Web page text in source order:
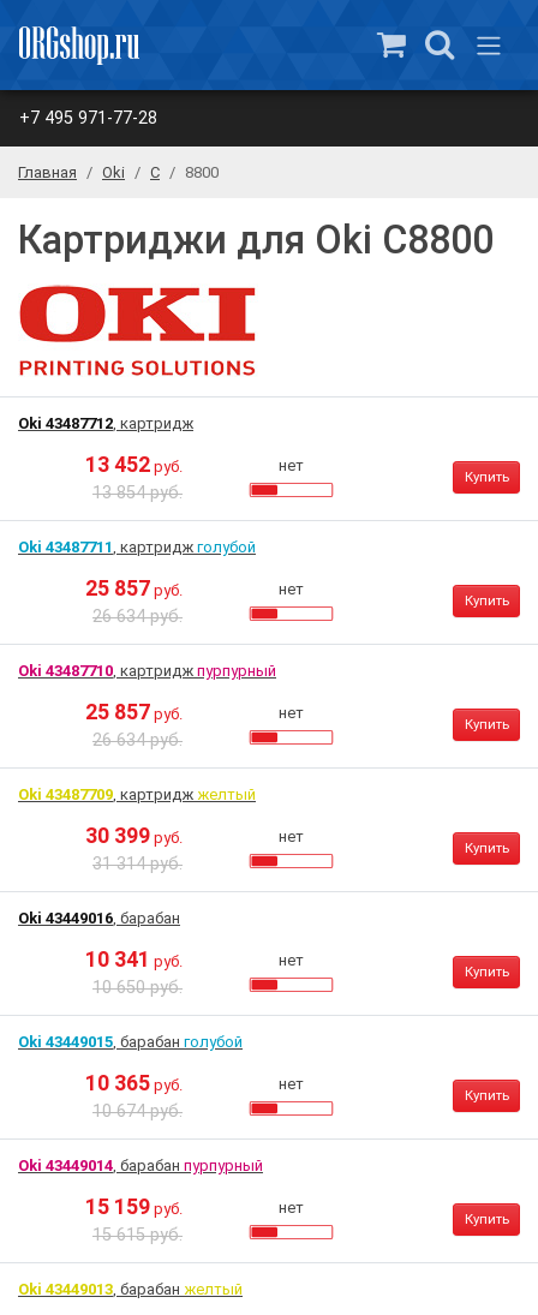
+7 495 971-77-28
Главная Oki C 8800
Картриджи для Oki C8800
Oki 43487712, картридж
13 452 руб.
13 854 руб.
нет
Купить
Oki 43487711, картридж голубой
25 857 руб.
26 634 руб.
нет
Купить
Oki 43487710, картридж пурпурный
25 857 руб.
26 634 руб.
нет
Купить
Oki 43487709, картридж желтый
30 399 руб.
31 314 руб.
нет
Купить
Oki 43449016, барабан
10 341 руб.
10 650 руб.
нет
Купить
Oki 43449015, барабан голубой
10 365 руб.
10 674 руб.
нет
Купить
Oki 43449014, барабан пурпурный
15 159 руб.
15 615 руб.
нет
Купить
Oki 43449013, барабан желтый